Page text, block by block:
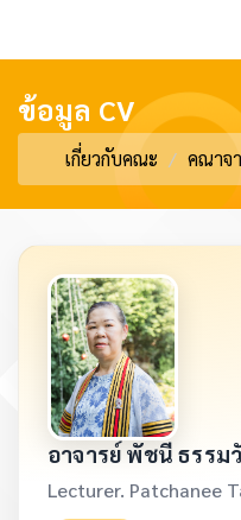
ข้อมูล CV
เกี่ยวกับคณะ คณาจ
อาจารย์ พัชนี ธรร
Lecturer. Patchanee